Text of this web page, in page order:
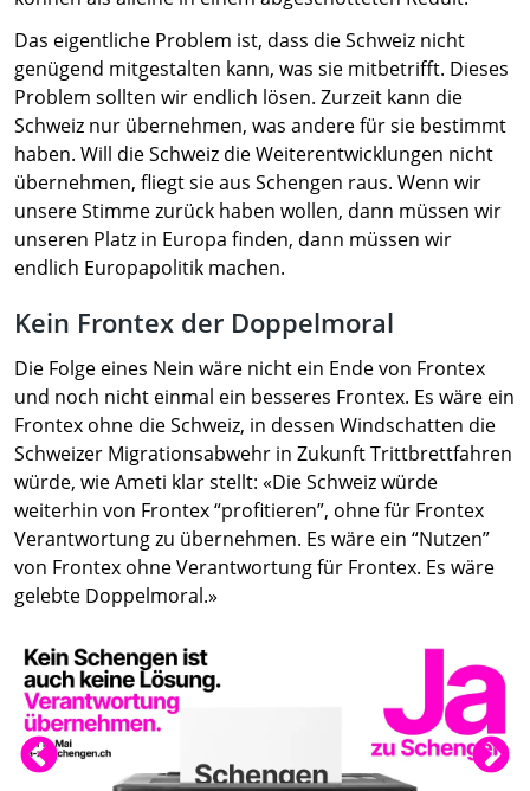
Das eigentliche Problem ist, dass die Schweiz nicht
genügend mitgestalten kann, was sie mitbetrifft. Dieses
Problem sollten wir endlich lösen. Zurzeit kann die
Schweiz nur übernehmen, was andere für sie bestimmt
haben. Will die Schweiz die Weiterentwicklungen nicht
übernehmen, fliegt sie aus Schengen raus. Wenn wir
unsere Stimme zurück haben wollen, dann müssen wir
unseren Platz in Europa finden, dann müssen wir
endlich Europapolitik machen.
Kein Frontex der Doppelmoral
Die Folge eines Nein wäre nicht ein Ende von Frontex
und noch nicht einmal ein besseres Frontex. Es wäre ein
Frontex ohne die Schweiz, in dessen Windschatten die
Schweizer Migrationsabwehr in Zukunft Trittbrettfahren
würde, wie Ameti klar stellt: «Die Schweiz würde
weiterhin von Frontex “profitieren”, ohne für Frontex
Verantwortung zu übernehmen. Es wäre ein “Nutzen”
von Frontex ohne Verantwortung für Frontex. Es wäre
gelebte Doppelmoral.»